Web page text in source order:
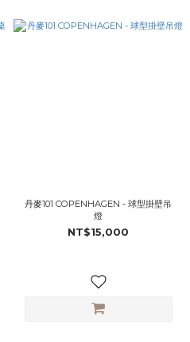
丹麥101 COPENHAGEN - 球型掛壁吊
燈
NT$15,000